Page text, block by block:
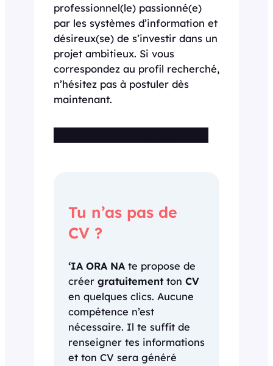
professionnel(le) passionné(e)
par les systèmes d’information et
désireux(se) de s’investir dans un
projet ambitieux. Si vous
correspondez au profil recherché,
n’hésitez pas à postuler dès
maintenant.
Tu n’as pas de
CV ?
‘IA ORA NA te propose de
créer gratuitementton CV
en quelques clics. Aucune
compétence n’est
nécessaire. Il te suffit de
renseigner tes informations
et ton CV sera généré